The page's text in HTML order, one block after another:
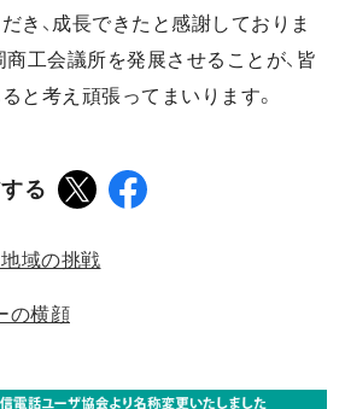
き、成長できたと感謝しておりま
商工会議所を発展させることが、皆
と考え頑張ってまいります。
る
域の挑戦
の横顔